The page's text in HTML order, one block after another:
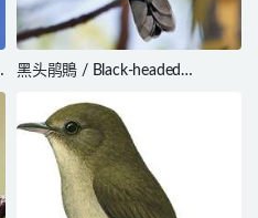
黑头鹃鵙 / Black-headed
melanoptera